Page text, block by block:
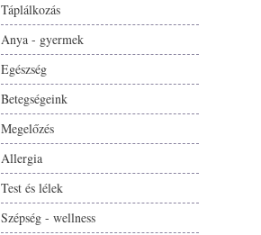
Táplálkozás
Anya - gyermek
Egészség
Betegségeink
Megelőzés
Allergia
Test és lélek
Szépség - wellness